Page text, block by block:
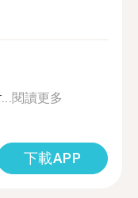
閱讀更多
下載APP